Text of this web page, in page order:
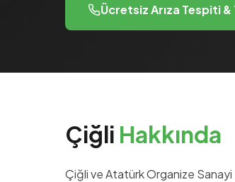
Ücretsiz Arıza Tespiti &
Çiğli Hakkında
Çiğli ve Atatürk Organize Sanayi